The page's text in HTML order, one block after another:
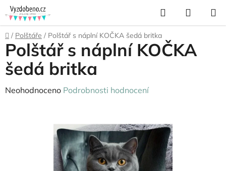
Přejít
na
obsah
Hledat
KOŠÍK
Domů
/ Polštáře / Polštář s náplní KOČKA šedá britka
Polštář s náplní KOČKA
šedá britka
Průměrné
Neohodnoceno Podrobnosti hodnocení